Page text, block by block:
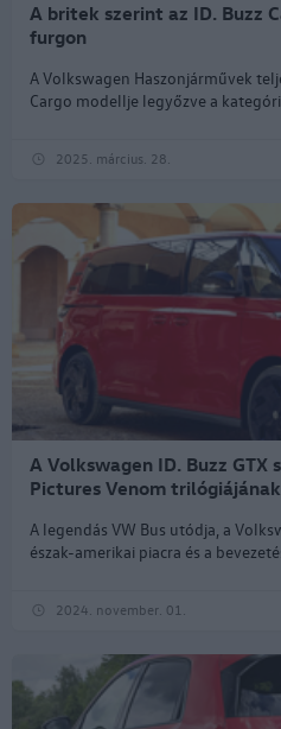
A britek szerint az ID. Buzz
furgon
A Volkswagen Haszonjárművek
Cargo modellje legyőzve a
2025. március. 28.
A Volkswagen ID. Buzz
Pictures Venom
A legendás VW Bus utódja, a
észak-amerikai piacra és a
2024. november. 01.